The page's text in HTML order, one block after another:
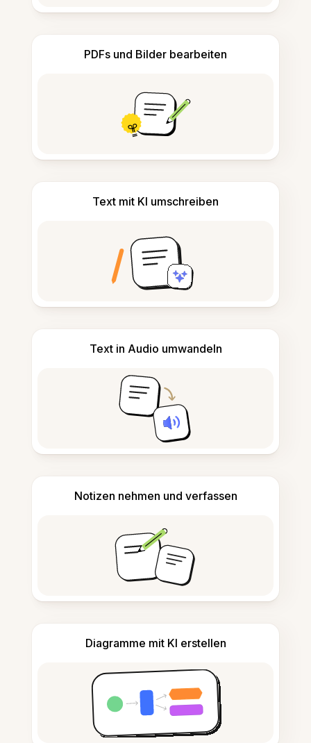
PDFs und Bilder bearbeiten
Text mit KI umschreiben
Text in Audio umwandeln
Notizen nehmen und verfassen
Diagramme mit KI erstellen